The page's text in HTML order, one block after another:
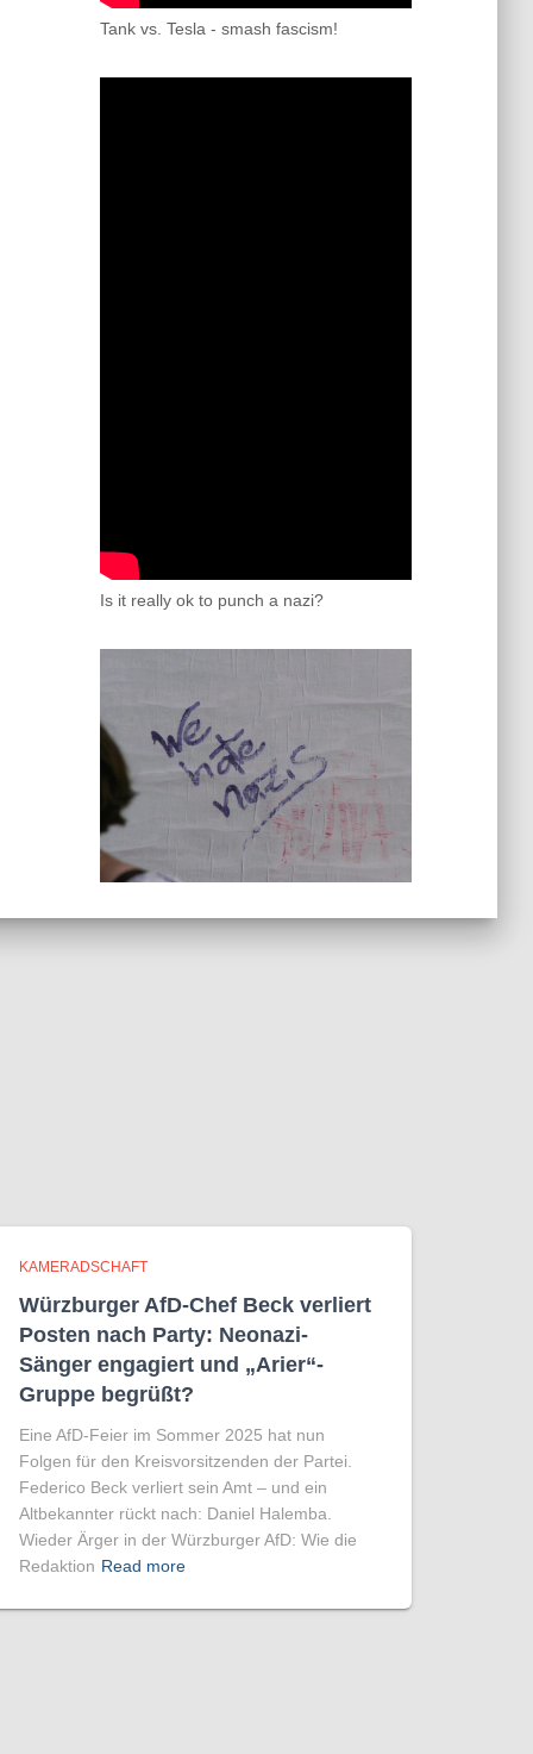
Tank vs. Tesla - smash fascism!
Is it really ok to punch a nazi?
KAMERADSCHAFT
Würzburger AfD-Chef Beck verliert
Posten nach Party: Neonazi-
Sänger engagiert und „Arier“-
Gruppe begrüßt?
Eine AfD-Feier im Sommer 2025 hat nun
Folgen für den Kreisvorsitzenden der Partei.
Federico Beck verliert sein Amt – und ein
Altbekannter rückt nach: Daniel Halemba.
Wieder Ärger in der Würzburger AfD: Wie die
Redaktion Read more